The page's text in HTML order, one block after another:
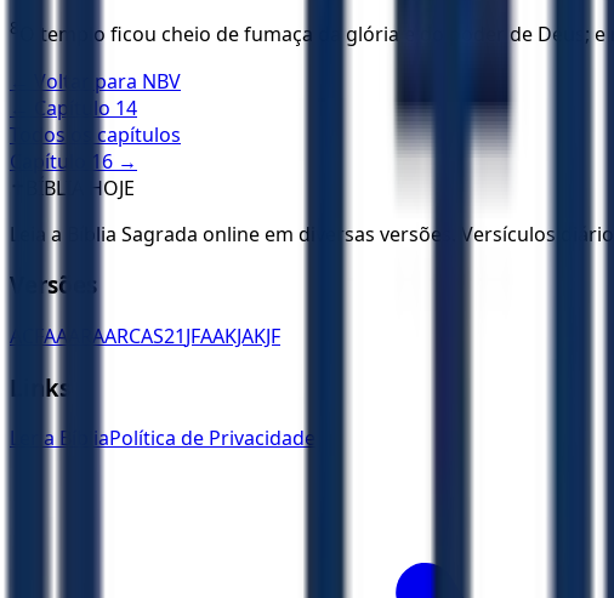
8
O templo ficou cheio de fumaça da glória e do poder de
← Voltar para NBV
← Capítulo 14
Todos os capítulos
Capítulo
16 →
BÍBLIA HOJE
Leia a Bíblia Sagrada online em diversas versões. Versículos
Versões
ACFAA ARAARCAS21JFAAKJAKJF
Links
Ler a BíbliaPolítica de Privacidade